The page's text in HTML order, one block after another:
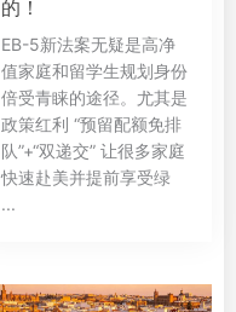
的！
EB-5新法案无疑是高净
值家庭和留学生规划身份
倍受青睐的途径。尤其是
政策红利 “预留配额免排
队”+“双递交” 让很多家庭
快速赴美并提前享受绿
...